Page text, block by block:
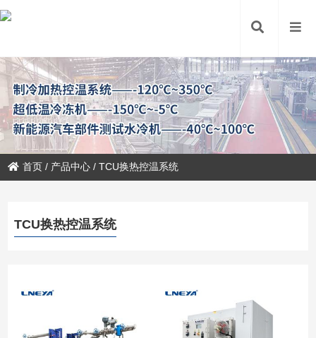
首页 / 产品中心 /TCU换热控温系统
TCU换热控温系统